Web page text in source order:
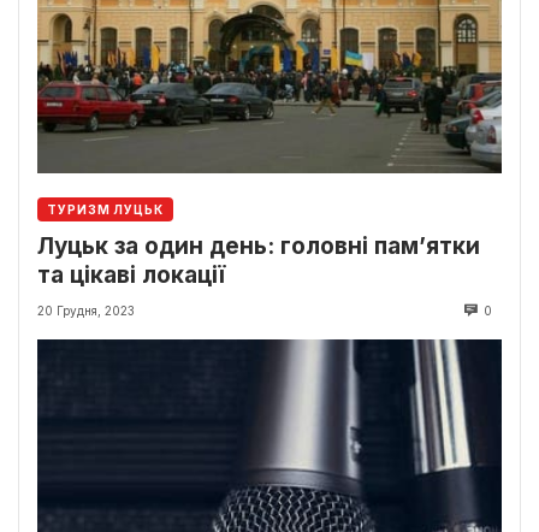
ТУРИЗМ ЛУЦЬК
Луцьк за один день: головні пам’ятки
та цікаві локації
20 Грудня, 2023 0